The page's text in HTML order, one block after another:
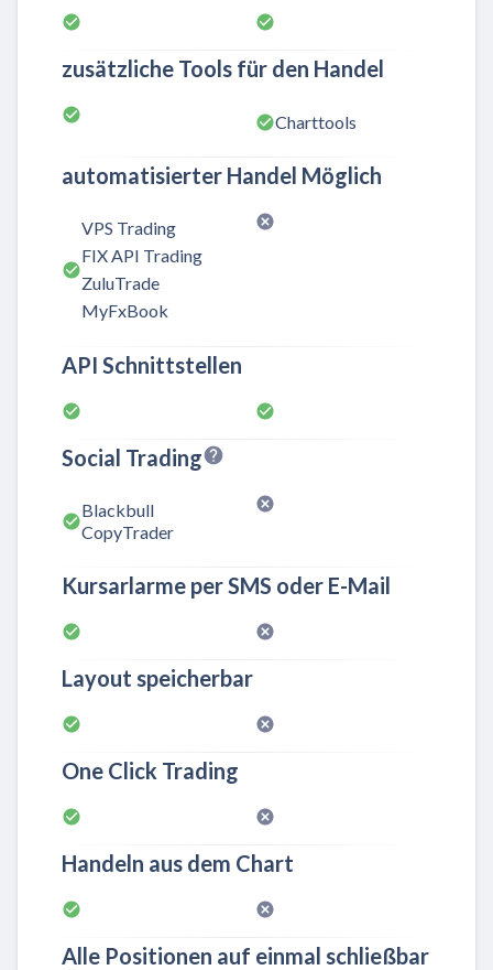
zusätzliche Tools für den Handel
Charttools
automatisierter Handel Möglich
VPS Trading
FIX API Trading
ZuluTrade
MyFxBook
API Schnittstellen
Social Trading
Blackbull
CopyTrader
Kursarlarme per SMS oder E-Mail
Layout speicherbar
One Click Trading
Handeln aus dem Chart
Alle Positionen auf einmal schließbar